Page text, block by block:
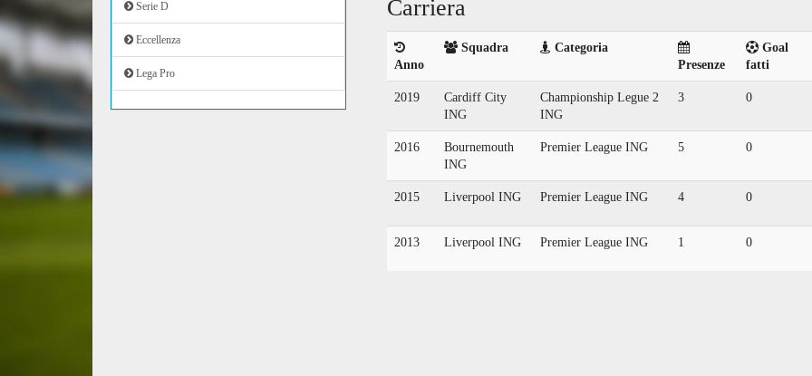
Serie D
Eccellenza
Lega Pro
Carriera
Anno
Squadra
Categoria
Presenze
Goal
fatti
2019
Cardiff City
ING
Championship Legue 2
ING
3 0
2016
Bournemouth
ING
Premier League ING 5 0
2015 Liverpool ING Premier League ING 4 0
2013 Liverpool ING Premier League ING 1 0